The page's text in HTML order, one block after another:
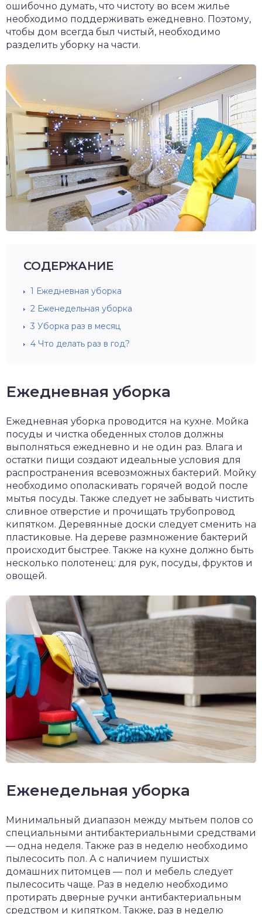
ошибочно думать, что чистоту во всем жилье
необходимо поддерживать ежедневно. Поэтому,
чтобы дом всегда был чистый, необходимо
разделить уборку на части.
СОДЕРЖАНИЕ
1 Ежедневная уборка
2 Еженедельная уборка
3 Уборка раз в месяц
4 Что делать раз в год?
Ежедневная уборка
Ежедневная уборка проводится на кухне. Мойка
посуды и чистка обеденных столов должны
выполняться ежедневно и не один раз. Влага и
остатки пищи создают идеальные условия для
распространения всевозможных бактерий. Мойку
необходимо ополаскивать горячей водой после
мытья посуды. Также следует не забывать чистить
сливное отверстие и прочищать трубопровод
кипятком. Деревянные доски следует сменить на
пластиковые. На дереве размножение бактерий
происходит быстрее. Также на кухне должно быть
несколько полотенец: для рук, посуды, фруктов и
овощей.
Еженедельная уборка
Минимальный диапазон между мытьем полов со
специальными антибактериальными средствами
— одна неделя. Также раз в неделю необходимо
пылесосить пол. А с наличием пушистых
домашних питомцев — пол и мебель следует
пылесосить чаще. Раз в неделю необходимо
протирать дверные ручки антибактериальным
средством и кипятком. Также, раз в неделю